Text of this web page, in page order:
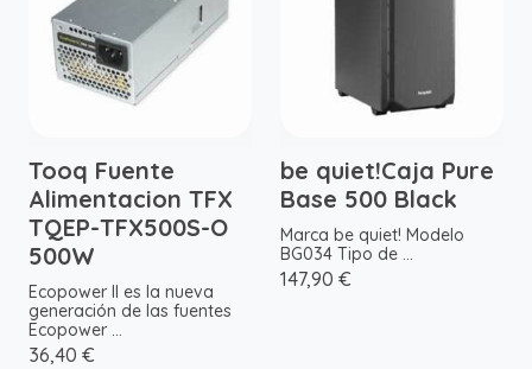
Tooq Fuente
Alimentacion TFX
TQEP-TFX500S-O
500W
Ecopower II es la nueva
generación de las fuentes
Ecopower ...
36,40 €
be quiet!Caja Pure
Base 500 Black
Marca be quiet! Modelo
BG034 Tipo de ...
147,90 €